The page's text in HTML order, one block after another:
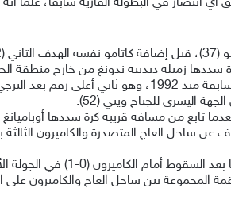
زميله ديدييه ندونغ من خارج منطقة
للإحصاءات.
اليسرى للجناح ويتي (52).
تابع من مسافة قريبة كرة سددها أوباميانغ
في المقابل، تتذيل الغابون الترتيب
في 27 مباراة.وتتجه الأنظار إلى قمة المجموعة بين ساحل